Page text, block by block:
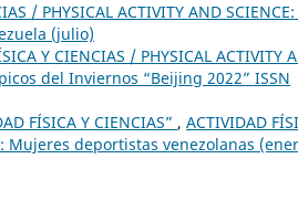
/ PHYSICAL ACTIVITY AND
(julio)
Y CIENCIAS / PHYSICAL ACTIVITY
del Inviernos “Beijing 2022” ISSN
FÍSICA Y CIENCIAS” , ACTIVIDAD
Mujeres deportistas venezolanas